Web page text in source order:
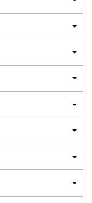
akcjonariuszami